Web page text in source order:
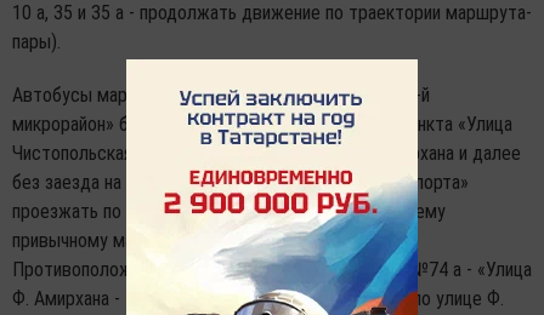
10 а, 35 и 35 а - продолжать движение по траектории маршрута-
пары).
Автобусы маршрута №74 «Улица Ф. Амирхана - 10-й
микрорайон» будут следовать с остановочного пункта «Улица
Чистопольская», разворачиваться у улицы Ф. Амирхана и далее
без заезда на остановку «Дворец водных видов спорта»
проезжать по улице Сибгата Хакима, затем по своему
привычному маршруту.
Противоположно направленный маршрут-дублер №74 а - «Улица
Ф. Амирхана - 10-й микрорайон» начнет движение по улице Ф.